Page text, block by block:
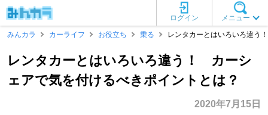
メニュー
ログイン
みんカラ
カーライフ お役立ち 乗る レンタカーとはいろいろ違う
レンタカーとはいろいろ違う！ カーシ
ェアで気を付けるべきポイントとは？
2020年7月15日